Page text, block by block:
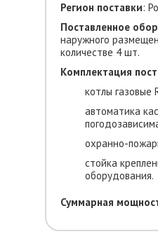
Регион поставки:
Поставленное
наружного
количестве 4 шт.
Комплектация
котлы газовые
автоматика
охранно-
стойка
оборудования.
Суммарная